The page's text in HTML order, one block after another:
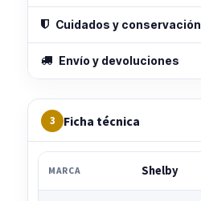
Cuidados y conservación
Envío y devoluciones
3 Ficha técnica
MARCA Shelby